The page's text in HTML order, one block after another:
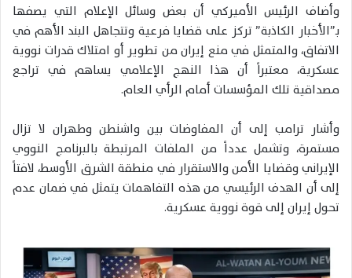
وأضاف الرئيس الأميركي أن بعض وسائل الإعلام التي يصفها
بـ”الأخبار الكاذبة” تركز على قضايا فرعية وتتجاهل البند الأهم في
الاتفاق، والمتمثل في منع إيران من تطوير أو امتلاك قدرات نووية
عسكرية، معتبراً أن هذا النهج الإعلامي يساهم في تراجع
مصداقية تلك المؤسسات أمام الرأي العام.
وأشار ترامب إلى أن المفاوضات بين واشنطن وطهران لا تزال
مستمرة، وتشمل عدداً من الملفات المرتبطة بالبرنامج النووي
الإيراني وقضايا الأمن والاستقرار في منطقة الشرق الأوسط، لافتاً
إلى أن الهدف الرئيسي من هذه التفاهمات يتمثل في ضمان عدم
تحول إيران إلى قوة نووية عسكرية.